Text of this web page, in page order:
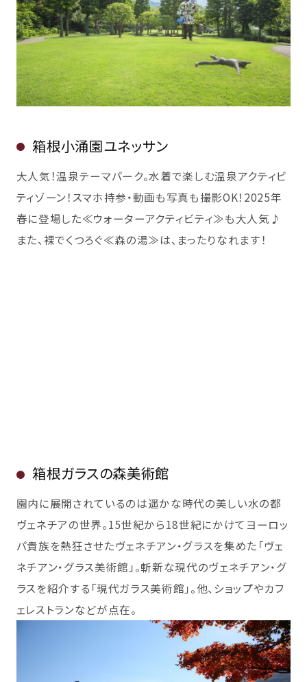
箱根小涌園ユネッサン
大人気！温泉テーマパーク。水着で楽しむ温泉アクティビ
ティゾーン！スマホ持参・動画も写真も撮影OK！2025年
春に登場した≪ウォーターアクティビティ≫も大人気♪
また、裸でくつろぐ≪森の湯≫は、まったりなれます！
箱根ガラスの森美術館
園内に展開されているのは遥かな時代の美しい水の都
ヴェネチアの世界。15世紀から18世紀にかけてヨーロッ
パ貴族を熱狂させたヴェネチアン・グラスを集めた「ヴェ
ネチアン・グラス美術館」。斬新な現代のヴェネチアン・グ
ラスを紹介する「現代ガラス美術館」。他、ショップやカフ
ェレストランなどが点在。